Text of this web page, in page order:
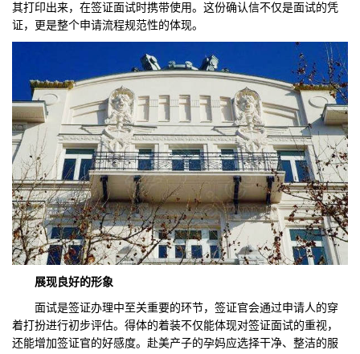
其打印出来，在签证面试时携带使用。这份确认信不仅是面试的凭
证，更是整个申请流程规范性的体现。
展现良好的形象
面试是签证办理中至关重要的环节，签证官会通过申请人的穿
着打扮进行初步评估。得体的着装不仅能体现对签证面试的重视，
还能增加签证官的好感度。赴美产子的孕妈应选择干净、整洁的服